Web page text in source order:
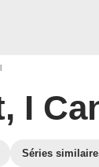
I
Séries